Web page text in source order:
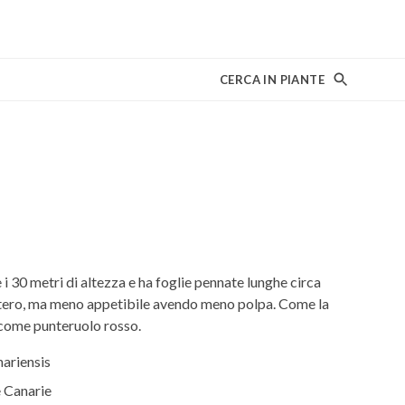
CERCA IN PIANTE
30 metri di altezza e ha foglie pennate lunghe circa
ma meno appetibile avendo meno polpa. Come la
punteruolo rosso.
Canarie